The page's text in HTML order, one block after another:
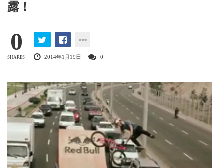
露！
0
SHARES 2014年1月19日 0